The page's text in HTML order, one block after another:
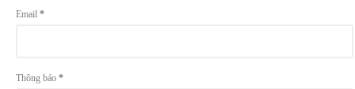
Email *
Thông báo *